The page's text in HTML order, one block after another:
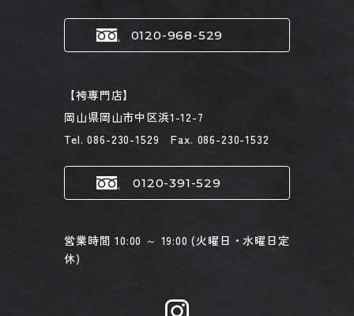
0120-968-529
【袴専門店】
岡山県岡山市中区浜1-12-7
Tel. 086-230-1529 Fax. 086-230-1532
0120-391-529
営業時間 10:00 ～ 19:00 (火曜日・水曜日定
休)